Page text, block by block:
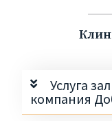
Услуга
компания